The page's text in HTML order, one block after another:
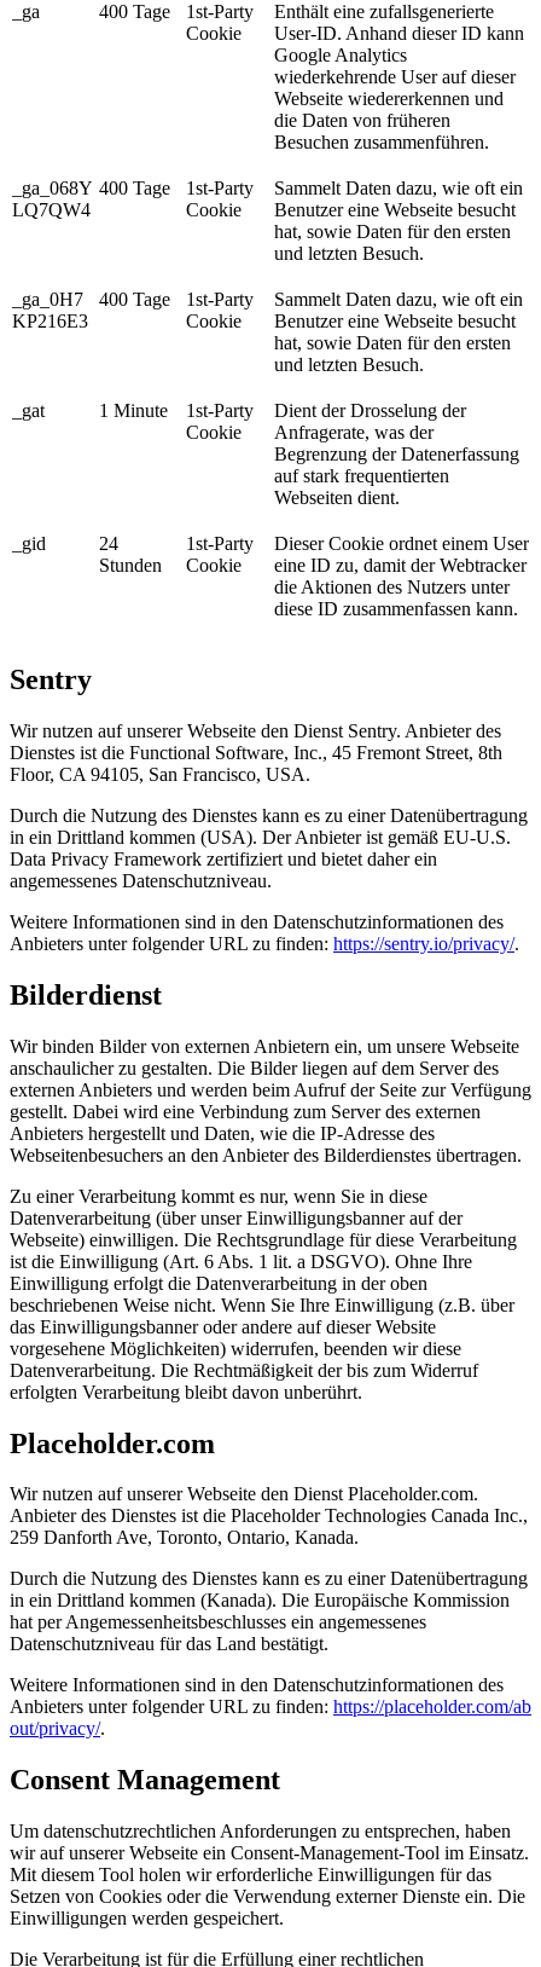
_ga 400 Tage
1st-Party
Cookie
Enthält eine zufallsgenerierte
User-ID. Anhand dieser ID kann
Google Analytics
wiederkehrende User auf dieser
Webseite wiedererkennen und
die Daten von früheren
Besuchen zusammenführen.
_ga_068Y
LQ7QW4
400 Tage
1st-Party
Cookie
Sammelt Daten dazu, wie oft ein
Benutzer eine Webseite besucht
hat, sowie Daten für den ersten
und letzten Besuch.
_ga_0H7
KP216E3
400 Tage
1st-Party
Cookie
Sammelt Daten dazu, wie oft ein
Benutzer eine Webseite besucht
hat, sowie Daten für den ersten
und letzten Besuch.
_gat 1 Minute
1st-Party
Cookie
Dient der Drosselung der
Anfragerate, was der
Begrenzung der Datenerfassung
auf stark frequentierten
Webseiten dient.
_gid
24
Stunden
1st-Party
Cookie
Dieser Cookie ordnet einem User
eine ID zu, damit der Webtracker
die Aktionen des Nutzers unter
diese ID zusammenfassen kann.
Sentry
Wir nutzen auf unserer Webseite den Dienst Sentry. Anbieter des
Dienstes ist die Functional Software, Inc., 45 Fremont Street, 8th
Floor, CA 94105, San Francisco, USA.
Durch die Nutzung des Dienstes kann es zu einer Datenübertragung
in ein Drittland kommen (USA). Der Anbieter ist gemäß EU-U.S.
Data Privacy Framework zertifiziert und bietet daher ein
angemessenes Datenschutzniveau.
Weitere Informationen sind in den Datenschutzinformationen des
Anbieters unter folgender URL zu finden: https://sentry.io/privacy/.
Bilderdienst
Wir binden Bilder von externen Anbietern ein, um unsere Webseite
anschaulicher zu gestalten. Die Bilder liegen auf dem Server des
externen Anbieters und werden beim Aufruf der Seite zur Verfügung
gestellt. Dabei wird eine Verbindung zum Server des externen
Anbieters hergestellt und Daten, wie die IP-Adresse des
Webseitenbesuchers an den Anbieter des Bilderdienstes übertragen.
Zu einer Verarbeitung kommt es nur, wenn Sie in diese
Datenverarbeitung (über unser Einwilligungsbanner auf der
Webseite) einwilligen. Die Rechtsgrundlage für diese Verarbeitung
ist die Einwilligung (Art. 6 Abs. 1 lit. a DSGVO). Ohne Ihre
Einwilligung erfolgt die Datenverarbeitung in der oben
beschriebenen Weise nicht. Wenn Sie Ihre Einwilligung (z.B. über
das Einwilligungsbanner oder andere auf dieser Website
vorgesehene Möglichkeiten) widerrufen, beenden wir diese
Datenverarbeitung. Die Rechtmäßigkeit der bis zum Widerruf
erfolgten Verarbeitung bleibt davon unberührt.
Placeholder.com
Wir nutzen auf unserer Webseite den Dienst Placeholder.com.
Anbieter des Dienstes ist die Placeholder Technologies Canada Inc.,
259 Danforth Ave, Toronto, Ontario, Kanada.
Durch die Nutzung des Dienstes kann es zu einer Datenübertragung
in ein Drittland kommen (Kanada). Die Europäische Kommission
hat per Angemessenheitsbeschlusses ein angemessenes
Datenschutzniveau für das Land bestätigt.
Weitere Informationen sind in den Datenschutzinformationen des
Anbieters unter folgender URL zu finden: https://placeholder.com/ab
out/privacy/.
Consent Management
Um datenschutzrechtlichen Anforderungen zu entsprechen, haben
wir auf unserer Webseite ein Consent-Management-Tool im Einsatz.
Mit diesem Tool holen wir erforderliche Einwilligungen für das
Setzen von Cookies oder die Verwendung externer Dienste ein. Die
Einwilligungen werden gespeichert.
Die Verarbeitung ist für die Erfüllung einer rechtlichen